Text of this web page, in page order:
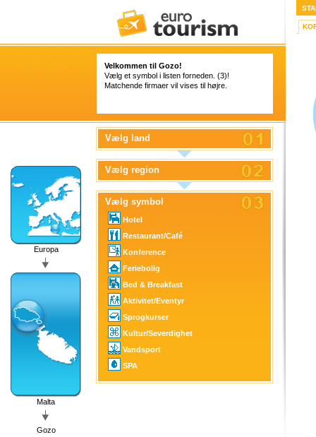
Velkommen til Gozo!
Vælg et symbol i listen forneden. (3)!
Matchende firmaer vil vises til højre.
Europa
Malta
Gozo
Vælg land
Vælg region
Vælg symbol
Hotel
Restaurant/Café
Konference
Feriebolig
Bed & Breakfast
Aktivitet/Eventyr
Sprogkurser
Kultur/Severdighet
Vandsport
SPA